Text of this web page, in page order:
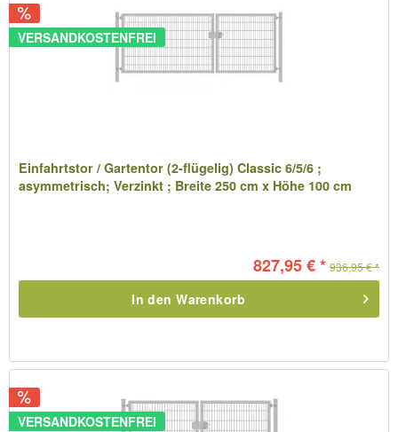
VERSANDKOSTENFREI
Einfahrtstor / Gartentor (2-flügelig) Classic 6/5/6 ;
asymmetrisch; Verzinkt ; Breite 250 cm x Höhe 100 cm
827,95 € * 936,95 € *
In den Warenkorb
VERSANDKOSTENFREI